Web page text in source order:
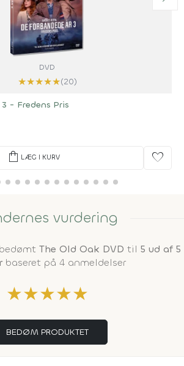
DVD
★★★★★(20)
- Fredens Pris
shopping_bag LÆG I KURV favorite
vurdering
The Old Oak DVD til 5 ud af 5
baseret på 4 anmeldelser
★★★★★
BEDØM PRODUKTET